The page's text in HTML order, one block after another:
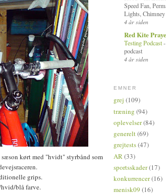
kørt med "hvidt" styrbånd som
grips.
blå farve.
Speed Fan,
Lights, Chimney
4 år siden
Red Kite
Testing Podcast-
podcast
4 år siden
EMNER
grej (109)
træning (94)
oplevelser(84)
generelt(69)
grejtests(47)
AR(33)
sportsskader(17)
konkurrencer(16)
menisk09 (16)